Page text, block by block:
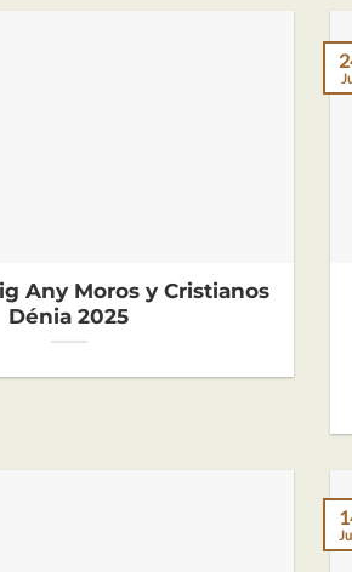
Any Moros y Cristianos
Dénia 2025